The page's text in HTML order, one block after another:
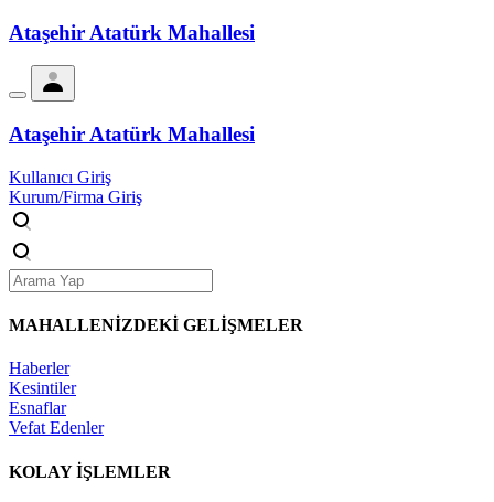
Ataşehir Atatürk Mahallesi
Ataşehir Atatürk Mahallesi
Kullanıcı Giriş
Kurum/Firma Giriş
MAHALLENİZDEKİ GELİŞMELER
Haberler
Kesintiler
Esnaflar
Vefat Edenler
KOLAY İŞLEMLER